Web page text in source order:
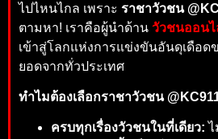
ไปไหนไกล เพราะ ราชาวัวชน
ตามหา! เราคือผู้นำด้าน วัวชนออน
เข้าสู่โลกแห่งการแข่งขันอันดุเดือด
ยอดจากทั่วประเทศ
ทำไมต้องเลือกราชาวัวชน
ครบทุกเรื่องวัวชนในที่เดียว: ไ